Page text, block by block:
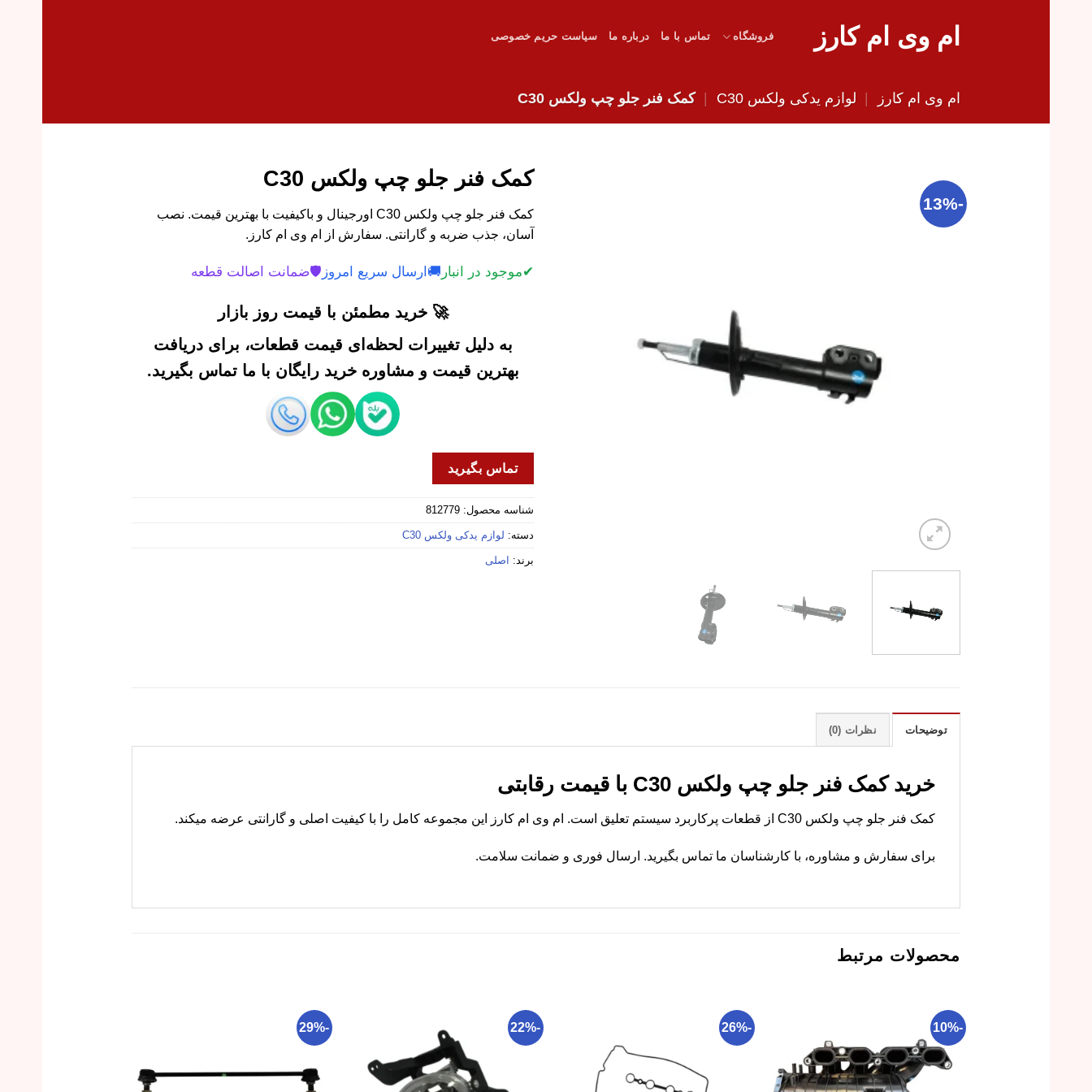
ام وی ام کارز فروشگاه تماس با ما درباره ما سیاست حریم خصوصی
ام وی ام کارز | لوازم یدکی ولکس C30 | کمک فنر جلو چپ ولکس C30
-13%
کمک فنر جلو چپ ولکس C30
کمک فنر جلو چپ ولکس C30 اورجینال و باکیفیت با بهترین قیمت. نصب
آسان، جذب ضربه و گارانتی. سفارش از ام وی ام کارز.
✔موجود در انبار 🚚 ارسال سریع امروز 🛡️ضمانت اصالت قطعه
🚀 خرید مطمئن با قیمت روز بازار
به دلیل تغییرات لحظه‌ای قیمت قطعات، برای دریافت
بهترین قیمت و مشاوره خرید رایگان با ما تماس بگیرید.
تماس بگیرید
شناسه محصول: 812779
دسته: لوازم یدکی ولکس C30
برند: اصلی
توضیحات نظرات (0)
خرید کمک فنر جلو چپ ولکس C30 با قیمت رقابتی
کمک فنر جلو چپ ولکس C30 از قطعات پرکاربرد سیستم تعلیق است. ام وی ام کارز این مجموعه کامل را با کیفیت اصلی و گارانتی عرضه میکند.
برای سفارش و مشاوره، با کارشناسان ما تماس بگیرید. ارسال فوری و ضمانت سلامت.
محصولات مرتبط
-10%
-26%
-22%
-29%